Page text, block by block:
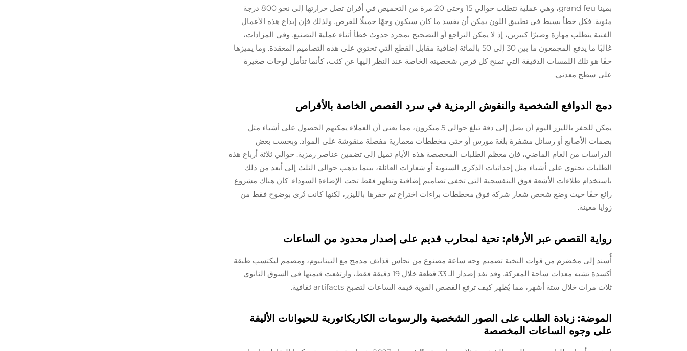
بمينا grand feu، وهي عملية تتطلب حوالي 15 وحتى 20 مرة من التحميص في أفران تصل حرارتها إلى نحو 800 درجة
مئوية. فكل خطأ بسيط في تطبيق اللون يمكن أن يفسد ما كان سيكون وجهًا جميلًا للقرص. ولذلك فإن إبداع هذه الأعمال
الفنية يتطلب مهارة وصبرًا كبيرين، إذ لا يمكن التراجع أو التصحيح بمجرد حدوث خطأ أثناء عملية التصنيع. وفي المزادات،
غالبًا ما يدفع المجمعون ما بين 30 إلى 50 بالمائة إضافية مقابل القطع التي تحتوي على هذه التصاميم المعقدة. وما يميزها
حقًا هو تلك اللمسات الدقيقة التي تمنح كل قرص شخصيته الخاصة عند النظر إليها عن كثب، كأنما تتأمل لوحات صغيرة
على سطح معدني.
دمج الدوافع الشخصية والنقوش الرمزية في سرد القصص الخاصة بالأقراص
يمكن للحفر بالليزر اليوم أن يصل إلى دقة تبلغ حوالي 5 ميكرون، مما يعني أن العملاء يمكنهم الحصول على أشياء مثل
بصمات الأصابع أو رسائل مشفرة بلغة مورس أو حتى مخططات معمارية مفصلة منقوشة على المواد. وبحسب بعض
الدراسات من العام الماضي، فإن معظم الطلبات المخصصة هذه الأيام تميل إلى تضمين عناصر رمزية. حوالي ثلاثة أرباع هذه
الطلبات تحتوي على أشياء مثل إحداثيات الذكرى السنوية أو شعارات العائلة، بينما يذهب حوالي الثلث إلى أبعد من ذلك
باستخدام طلاءات الأشعة فوق البنفسجية التي تخفي تصاميم إضافية وتظهر فقط تحت الإضاءة السوداء. كان هناك مشروع
رائع حقًا حيث وضع شخص شعار شركة فوق مخططات براءات اختراع تم حفرها بالليزر، لكنها كانت تُرى بوضوح فقط من
زوايا معينة.
رواية القصص عبر الأرقام: تحية لمحارب قديم على إصدار محدود من الساعات
أُسند إلى مخضرم من قوات النخبة تصميم وجه ساعة مصنوع من نحاس قذائف مدمج مع التيتانيوم، ومصمم ليكتسب طبقة
أكسدة تشبه معدات ساحة المعركة. وقد نفد إصدار الـ 33 قطعة خلال 19 دقيقة فقط، وارتفعت قيمتها في السوق الثانوي
ثلاث مرات خلال ستة أشهر، مما يُظهر كيف ترفع القصص القوية قيمة الساعات لتصبح artifacts ثقافية.
الموضة: زيادة الطلب على الصور الشخصية والرسومات الكاريكاتورية للحيوانات الأليفة
على وجوه الساعات المخصصة